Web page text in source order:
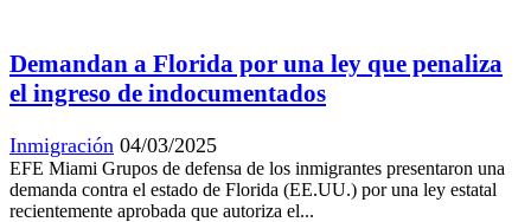
Demandan a Florida por una ley que penaliza
el ingreso de indocumentados
Inmigración 04/03/2025
EFE Miami Grupos de defensa de los inmigrantes presentaron una
demanda contra el estado de Florida (EE.UU.) por una ley estatal
recientemente aprobada que autoriza el...